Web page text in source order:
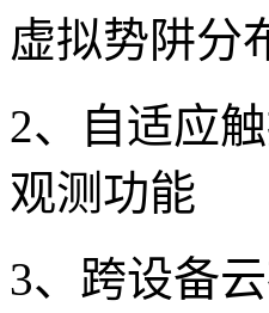
虚拟势阱分
2、自适应
观测功能
3、跨设备